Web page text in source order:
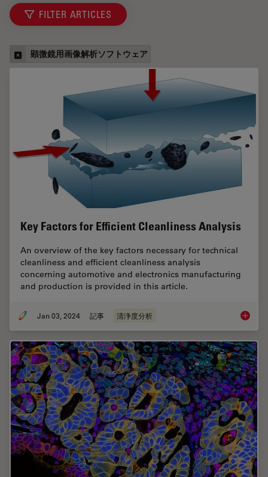
FILTER ARTICLES
顕微鏡用画像解析ソフトウェア
Key Factors for Efficient Cleanliness Analysis
An overview of the key factors necessary for technical
cleanliness and efficient cleanliness analysis
concerning automotive and electronics manufacturing
and production is provided in this article.
Jan 03, 2024 記事 清浄度分析 Key